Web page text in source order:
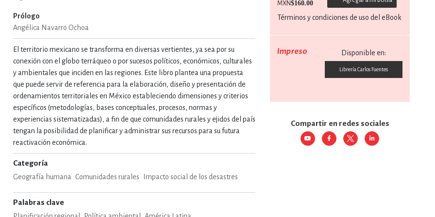
DE OCIO AL AIRE LIBRE DERECHO
FINANZAS, EMPRESA Y GESTIÓN
Y OCIO FICCIÓN Y TEMAS AFINES
RELIGIÓN
Y DIDÁCTICOS
Prólogo
Angélica Navarro Ochoa
El territorio mexicano se transforma en diversas vertientes, ya sea por su
conexión con el globo terráqueo o por sucesos políticos, económicos, culturales
y ambientales que inciden en las regiones. Este libro plantea una propuesta
que puede servir de referencia para la elaboración, diseño y presentación de
ordenamientos territoriales en México estableciendo dimensiones y criterios
específicos (metodologías, bases conceptuales, procesos, normas y
experiencias sistematizadas), a fin de que comunidades rurales y ejidos del país
tengan la posibilidad de planificar y administrar sus recursos para su futura
reactivación económica.
Categoría
Geografía humana Comunidades rurales Impacto social de los desastres
Palabras clave
MXN$160.00
Términos y condiciones de uso del eBook
Impreso Disponible en:
Librería Carlos Fuentes
Compartir en redes sociales